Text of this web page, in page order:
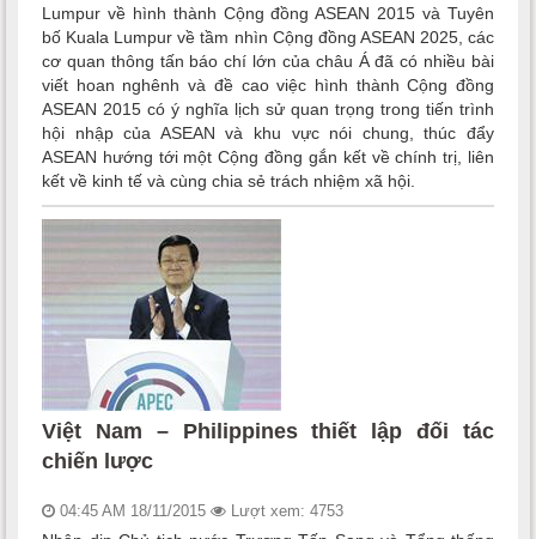
Lumpur về hình thành Cộng đồng ASEAN 2015 và Tuyên
bố Kuala Lumpur về tầm nhìn Cộng đồng ASEAN 2025, các
cơ quan thông tấn báo chí lớn của châu Á đã có nhiều bài
viết hoan nghênh và đề cao việc hình thành Cộng đồng
ASEAN 2015 có ý nghĩa lịch sử quan trọng trong tiến trình
hội nhập của ASEAN và khu vực nói chung, thúc đẩy
ASEAN hướng tới một Cộng đồng gắn kết về chính trị, liên
kết về kinh tế và cùng chia sẻ trách nhiệm xã hội.
Việt Nam – Philippines thiết lập đối tác
chiến lược
04:45 AM 18/11/2015 Lượt xem: 4753